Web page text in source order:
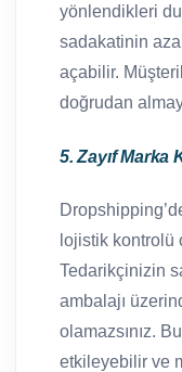
yönlendikleri
sadakatinin
açabilir.
doğrudan
5. Zayıf Marka
lojistik kontrolü
Tedarikçinizin
ambalajı
olamazsınız.
etkileyebilir ve